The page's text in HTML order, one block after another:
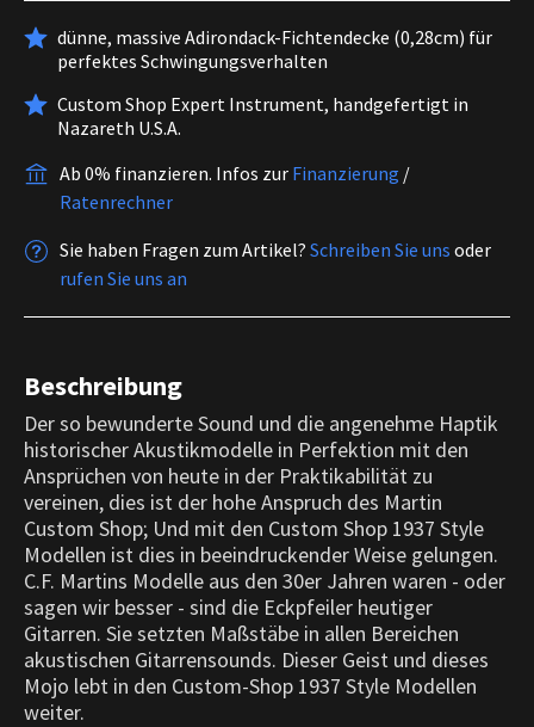
dünne, massive Adirondack-Fichtendecke (0,28cm) für
perfektes Schwingungsverhalten
Custom Shop Expert Instrument, handgefertigt in
Nazareth U.S.A.
Ab 0% finanzieren. Infos zur Finanzierung /
Ratenrechner
Sie haben Fragen zum Artikel? Schreiben Sie uns oder
rufen Sie uns an
Beschreibung
Der so bewunderte Sound und die angenehme Haptik
historischer Akustikmodelle in Perfektion mit den
Ansprüchen von heute in der Praktikabilität zu
vereinen, dies ist der hohe Anspruch des Martin
Custom Shop; Und mit den Custom Shop 1937 Style
Modellen ist dies in beeindruckender Weise gelungen.
C.F. Martins Modelle aus den 30er Jahren waren - oder
sagen wir besser - sind die Eckpfeiler heutiger
Gitarren. Sie setzten Maßstäbe in allen Bereichen
akustischen Gitarrensounds. Dieser Geist und dieses
Mojo lebt in den Custom-Shop 1937 Style Modellen
weiter.